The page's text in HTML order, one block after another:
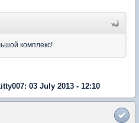
комплекс!
03 July 2013 - 12:10